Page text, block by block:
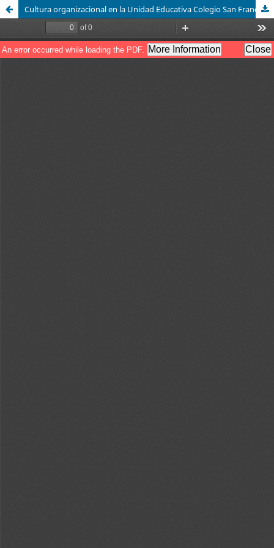
Cultura organizacional en la Unidad Educativa Colegio San Francisco Javier y su impacto en el desempeño del docente